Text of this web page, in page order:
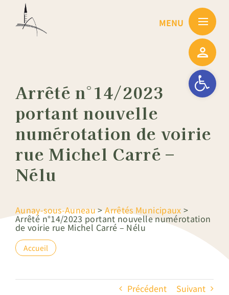
Ouvrir la
Arrêté n°14/2023
portant nouvelle
numérotation de voirie
rue Michel Carré –
Nélu
Aunay-sous-Auneau>Arrêtés Municipaux >
Arrêté n°14/2023 portant nouvelle numérotation
de voirie rue Michel Carré – Nélu
Accueil
Précédent Suivant